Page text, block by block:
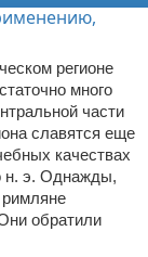
регионе
много
части
славятся еще
качествах
н. э. Однажды,
римляне
обратили